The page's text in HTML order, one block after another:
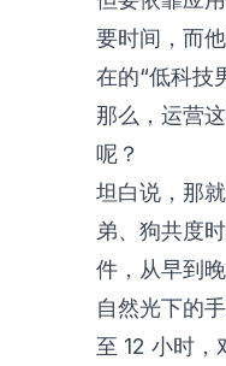
要时间，而
在的“低科技
那么，运营
呢？
坦白说，那
弟、狗共度
件，从早到
自然光下的
至 12 小时，